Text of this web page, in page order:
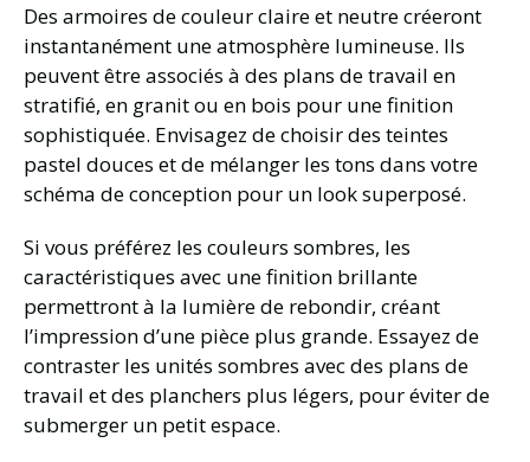
Des armoires de couleur claire et neutre créeront
instantanément une atmosphère lumineuse. Ils
peuvent être associés à des plans de travail en
stratifié, en granit ou en bois pour une finition
sophistiquée. Envisagez de choisir des teintes
pastel douces et de mélanger les tons dans votre
schéma de conception pour un look superposé.
Si vous préférez les couleurs sombres, les
caractéristiques avec une finition brillante
permettront à la lumière de rebondir, créant
l’impression d’une pièce plus grande. Essayez de
contraster les unités sombres avec des plans de
travail et des planchers plus légers, pour éviter de
submerger un petit espace.